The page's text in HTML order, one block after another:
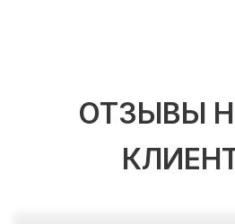
ОТЗЫВЫ